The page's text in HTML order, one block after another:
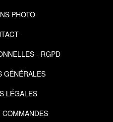
PHOTO
- RGPD
GÉNÉRALES
LÉGALES
COMMANDES